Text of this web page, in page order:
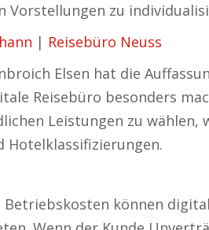
Vorstellungen zu
| Reisebüro Neuss
Elsen hat die
Reisebüro besonders
Leistungen zu
Hotelklassifizierungen.
Betriebskosten können